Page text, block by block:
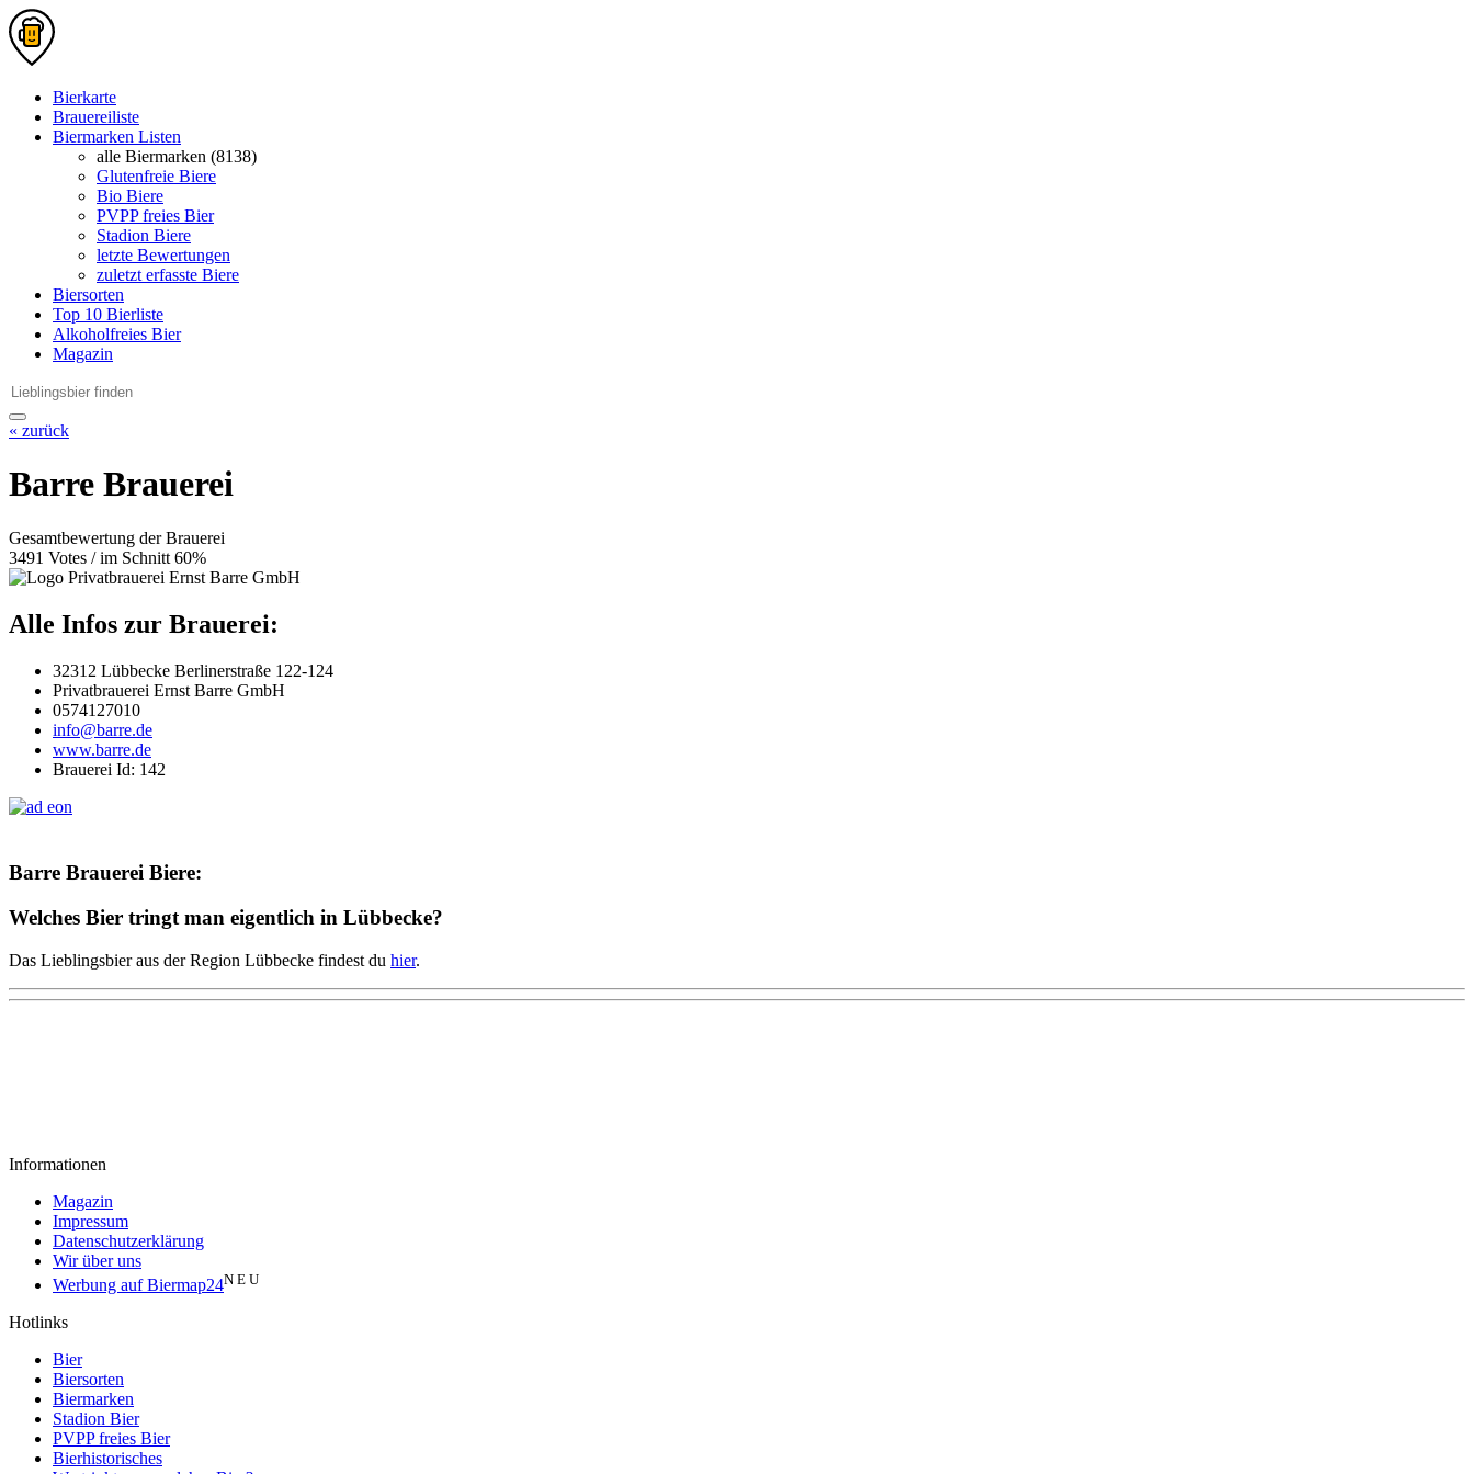
Bierkarte
Brauereiliste
Biermarken Listen
alle Biermarken (8138)
Glutenfreie Biere
Bio Biere
PVPP freies Bier
Stadion Biere
letzte Bewertungen
zuletzt erfasste Biere
Biersorten
Top 10 Bierliste
Alkoholfreies Bier
Magazin
« zurück
Barre Brauerei
Gesamtbewertung der Brauerei
3491 Votes / im Schnitt 60%
Alle Infos zur Brauerei:
32312 Lübbecke Berlinerstraße 122-124
Privatbrauerei Ernst Barre GmbH
0574127010
info@barre.de
www.barre.de
Brauerei Id: 142
Barre Brauerei Biere:
Welches Bier tringt man eigentlich in Lübbecke?
Das Lieblingsbier aus der Region Lübbecke findest du hier.
Informationen
Magazin
Impressum
Datenschutzerklärung
Wir über uns
Werbung auf Biermap24N E U
Hotlinks
Bier
Biersorten
Biermarken
Stadion Bier
PVPP freies Bier
Bierhistorisches